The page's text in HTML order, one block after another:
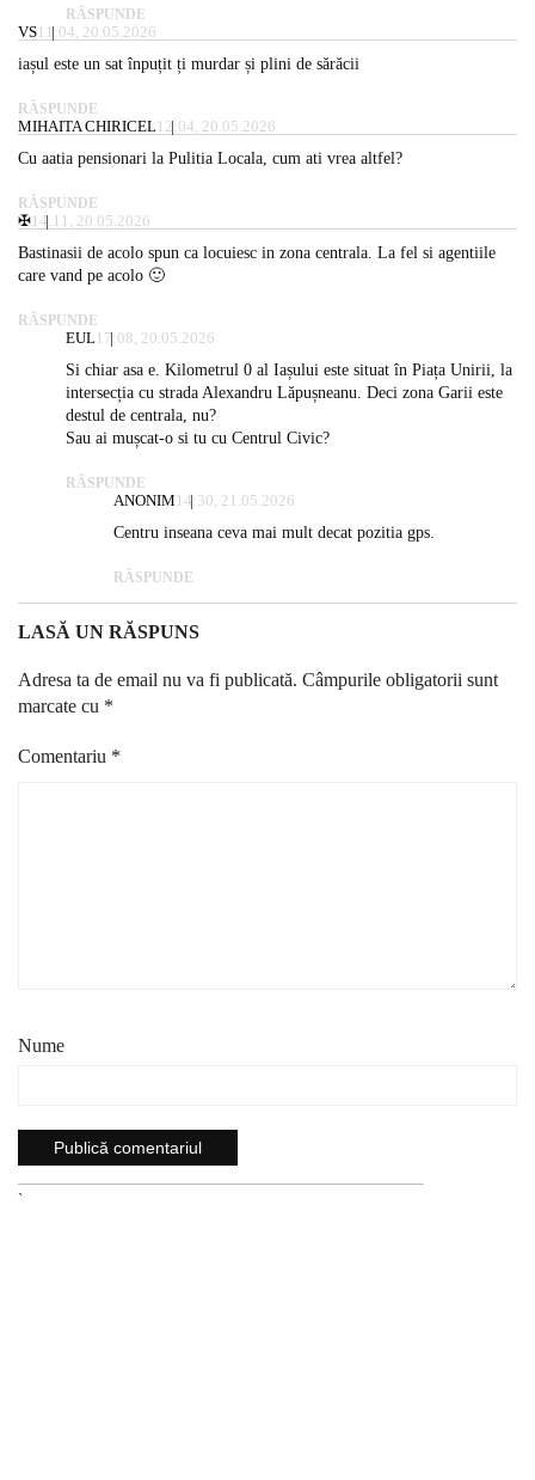
RĂSPUNDE
VS11:04, 20.05.2026
iașul este un sat înpuțit ți murdar și plini de sărăcii
RĂSPUNDE
MIHAITA CHIRICEL12:04, 20.05.2026
Cu aatia pensionari la Pulitia Locala, cum ati vrea altfel?
RĂSPUNDE
✠14:11, 20.05.2026
Bastinasii de acolo spun ca locuiesc in zona centrala. La fel si agentiile
care vand pe acolo 🙂
RĂSPUNDE
EUL17:08, 20.05.2026
Si chiar asa e. Kilometrul 0 al Iașului este situat în Piața Unirii, la
intersecția cu strada Alexandru Lăpușneanu. Deci zona Garii este
destul de centrala, nu?
Sau ai mușcat-o si tu cu Centrul Civic?
RĂSPUNDE
ANONIM 14:30, 21.05.2026
Centru inseana ceva mai mult decat pozitia gps.
RĂSPUNDE
LASĂ UN RĂSPUNS
Adresa ta de email nu va fi publicată. Câmpurile obligatorii sunt
marcate cu *
Comentariu *
Nume
`